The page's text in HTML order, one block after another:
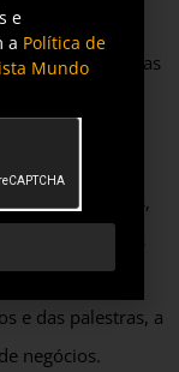
elétrica. Uma
acompanha as
analisa
os certificados,
de Indústrias
dos clientes
e das palestras, a
negócios.
e
a Política de
Mundo